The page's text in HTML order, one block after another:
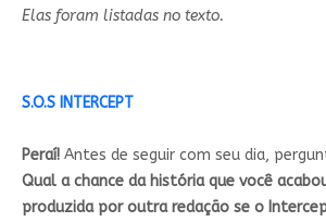
Elas foram listadas no texto.
S.O.S INTERCEPT
Peraí!Antes de seguir com seu dia,
Qual a chance da história que você
produzida por outra redação se o